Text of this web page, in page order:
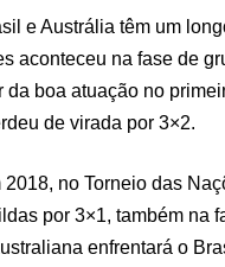
e Austrália têm um
aconteceu na fase de
boa atuação no
de virada por 3×2.
no Torneio das
por 3×1, também na
enfrentará o